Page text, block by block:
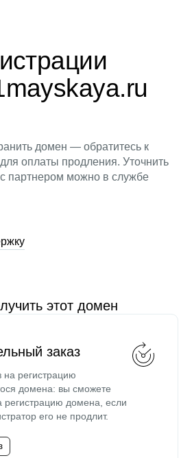
домен — обратитесь к
оплаты продления. Уточнить
с партнером можно в службе
этот домен
заказ
регистрацию
домена: вы сможете
регистрацию домена, если
его не продлит.